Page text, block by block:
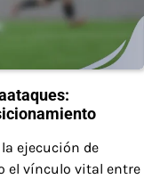
ejecución de
el vínculo vital entre